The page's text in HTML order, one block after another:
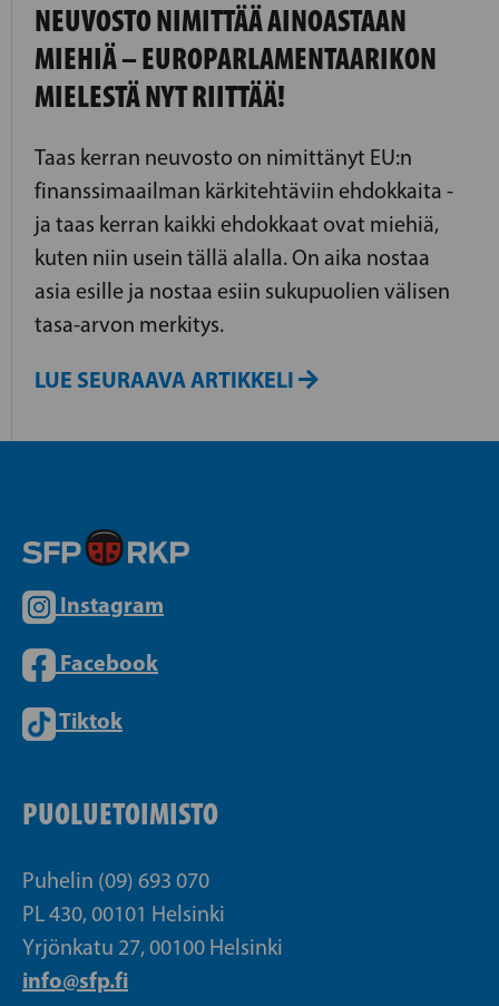
NEUVOSTO NIMITTÄÄ AINOASTAAN
MIEHIÄ – EUROPARLAMENTAARIKON
MIELESTÄ NYT RIITTÄÄ!
Taas kerran neuvosto on nimittänyt EU:n
finanssimaailman kärkitehtäviin ehdokkaita -
ja taas kerran kaikki ehdokkaat ovat miehiä,
kuten niin usein tällä alalla. On aika nostaa
asia esille ja nostaa esiin sukupuolien välisen
tasa-arvon merkitys.
LUE SEURAAVA ARTIKKELI
Instagram
Facebook
Tiktok
PUOLUETOIMISTO
Puhelin (09) 693 070
PL 430, 00101 Helsinki
Yrjönkatu 27, 00100 Helsinki
info@sfp.fi